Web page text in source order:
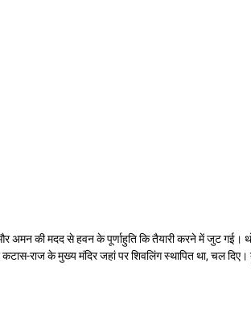
अमन की मदद से हवन के पूर्णाहुति कि तैयारी करने में जुट गई।
कटास-राज के मुख्य मंदिर जहां पर शिवलिंग स्थापित था,